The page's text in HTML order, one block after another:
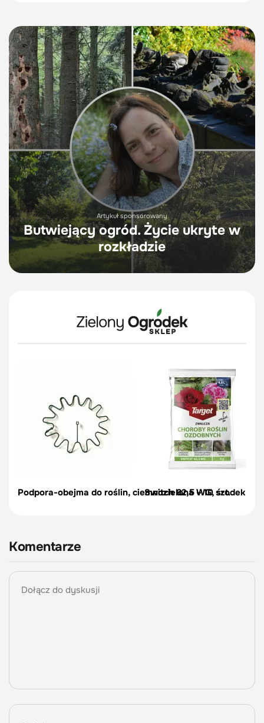
Artykuł sponsorowany
Butwiejący ogród. Życie ukryte w
rozkładzie
Podpora-obejma do roślin, ciemnozielona – 10 szt.
Switch 62,5 WG, środek
Komentarze